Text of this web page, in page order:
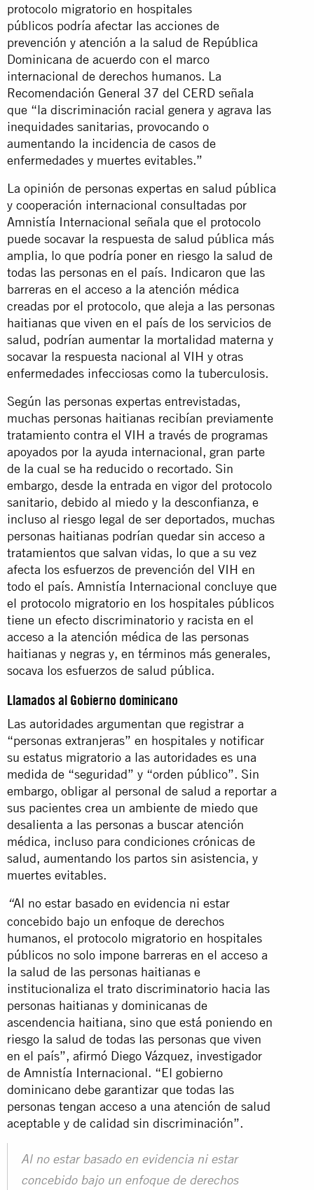
protocolo migratorio en hospitales
públicos podría afectar las acciones de
prevención y atención a la salud de República
Dominicana de acuerdo con el marco
internacional de derechos humanos. La
Recomendación General 37 del CERD señala
que “la discriminación racial genera y agrava las
inequidades sanitarias, provocando o
aumentando la incidencia de casos de
enfermedades y muertes evitables.”
La opinión de personas expertas en salud pública
y cooperación internacional consultadas por
Amnistía Internacional señala que el protocolo
puede socavar la respuesta de salud pública más
amplia, lo que podría poner en riesgo la salud de
todas las personas en el país. Indicaron que las
barreras en el acceso a la atención médica
creadas por el protocolo, que aleja a las personas
haitianas que viven en el país de los servicios de
salud, podrían aumentar la mortalidad materna y
socavar la respuesta nacional al VIH y otras
enfermedades infecciosas como la tuberculosis.
Según las personas expertas entrevistadas,
muchas personas haitianas recibían previamente
tratamiento contra el VIH a través de programas
apoyados por la ayuda internacional, gran parte
de la cual se ha reducido o recortado. Sin
embargo, desde la entrada en vigor del protocolo
sanitario, debido al miedo y la desconfianza, e
incluso al riesgo legal de ser deportados, muchas
personas haitianas podrían quedar sin acceso a
tratamientos que salvan vidas, lo que a su vez
afecta los esfuerzos de prevención del VIH en
todo el país. Amnistía Internacional concluye que
el protocolo migratorio en los hospitales públicos
tiene un efecto discriminatorio y racista en el
acceso a la atención médica de las personas
haitianas y negras y, en términos más generales,
socava los esfuerzos de salud pública.
Llamados al Gobierno dominicano
Las autoridades argumentan que registrar a
“personas extranjeras” en hospitales y notificar
su estatus migratorio a las autoridades es una
medida de “seguridad” y “orden público”. Sin
embargo, obligar al personal de salud a reportar a
sus pacientes crea un ambiente de miedo que
desalienta a las personas a buscar atención
médica, incluso para condiciones crónicas de
salud, aumentando los partos sin asistencia, y
muertes evitables.
“Al no estar basado en evidencia ni estar
concebido bajo un enfoque de derechos
humanos, el protocolo migratorio en hospitales
públicos no solo impone barreras en el acceso a
la salud de las personas haitianas e
institucionaliza el trato discriminatorio hacia las
personas haitianas y dominicanas de
ascendencia haitiana, sino que está poniendo en
riesgo la salud de todas las personas que viven
en el país”, afirmó Diego Vázquez, investigador
de Amnistía Internacional. “El gobierno
dominicano debe garantizar que todas las
personas tengan acceso a una atención de salud
aceptable y de calidad sin discriminación”.
Al no estar basado en evidencia ni estar
concebido bajoun enfoque de derechos